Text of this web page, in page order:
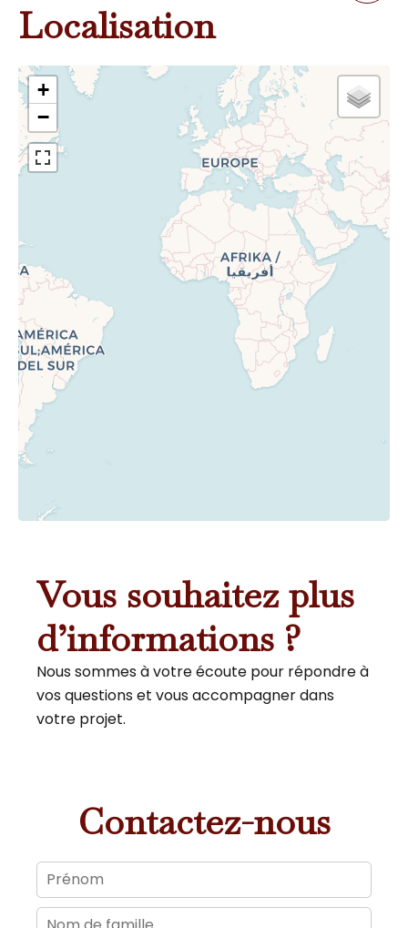
Localisation
+
−
Vous souhaitez plus
d’informations ?
Nous sommes à votre écoute pour répondre à
vos questions et vous accompagner dans
votre projet.
Contactez-nous